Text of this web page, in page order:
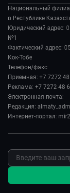
Происшествия
Наука и технологии
Здоровье и
Спорт
Авто
Культура
Вместе выгодно
Евразия.
Евразия. Регионы
Наши иностранцы
Пять причин
Сделано в
История
Руководство
Лица мира
Пресса о нас
Карьера
Реклама
Обратная связь
Национальный
в Республике
Юридический адрес:
№1
Фактический адрес:
Кок-Тобе
Телефон/факс:
Приемная: +7 7272
Реклама: +7 7272 48
Электронная почта:
Редакция:
Интернет-портал: